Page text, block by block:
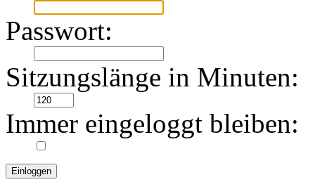
Passwort:
Sitzungslänge in Minuten:
Immer eingeloggt bleiben: